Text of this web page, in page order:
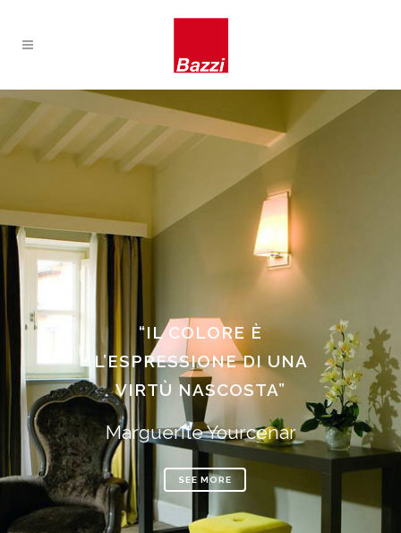
“IL COLORE È
L’ESPRESSIONE DI UNA
VIRTÙ NASCOSTA”
Marguerite Yourcenar
SEE MORE